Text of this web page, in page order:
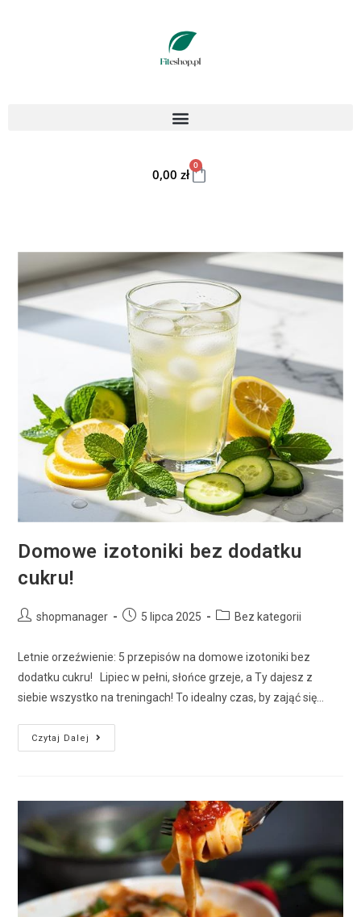
0,00 zł
0
Domowe izotoniki bez dodatku
cukru!
shopmanager 5 lipca 2025 Bez kategorii
Letnie orzeźwienie: 5 przepisów na domowe izotoniki bez
dodatku cukru! Lipiec w pełni, słońce grzeje, a Ty dajesz z
siebie wszystko na treningach! To idealny czas, by zająć się…
Czytaj Dalej